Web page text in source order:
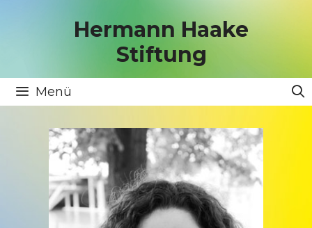
Hermann Haake
Stiftung
Menü